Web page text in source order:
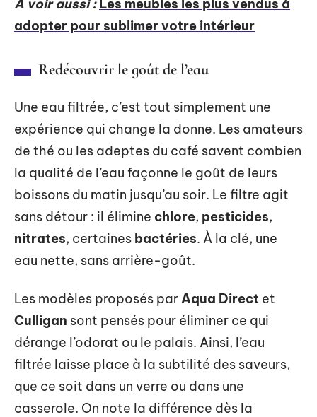
A voir aussi : Les meubles les plus vendus à
adopter pour sublimer votre intérieur
Redécouvrir le goût de l’eau
Une eau filtrée, c’est tout simplement une
expérience qui change la donne. Les amateurs
de thé ou les adeptes du café savent combien
la qualité de l’eau façonne le goût de leurs
boissons du matin jusqu’au soir. Le filtre agit
sans détour : il élimine chlore, pesticides,
nitrates, certaines bactéries. À la clé, une
eau nette, sans arrière-goût.
Les modèles proposés par Aqua Direct et
Culligan sont pensés pour éliminer ce qui
dérange l’odorat ou le palais. Ainsi, l’eau
filtrée laisse place à la subtilité des saveurs,
que ce soit dans un verre ou dans une
casserole. On note la différence dès la